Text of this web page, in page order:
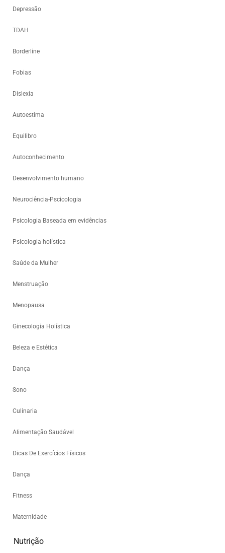
Depressão
TDAH
Borderline
Fobias
Dislexia
Autoestima
Equilibro
Autoconhecimento
Desenvolvimento humano
Neurociência-Pscicologia
Psicologia Baseada em evidências
Psicologia holística
Saúde da Mulher
Menstruação
Menopausa
Ginecologia Holística
Beleza e Estética
Dança
Sono
Culinaria
Alimentação Saudável
Dicas De Exercícios Físicos
Dança
Fitness
Maternidade
Nutrição